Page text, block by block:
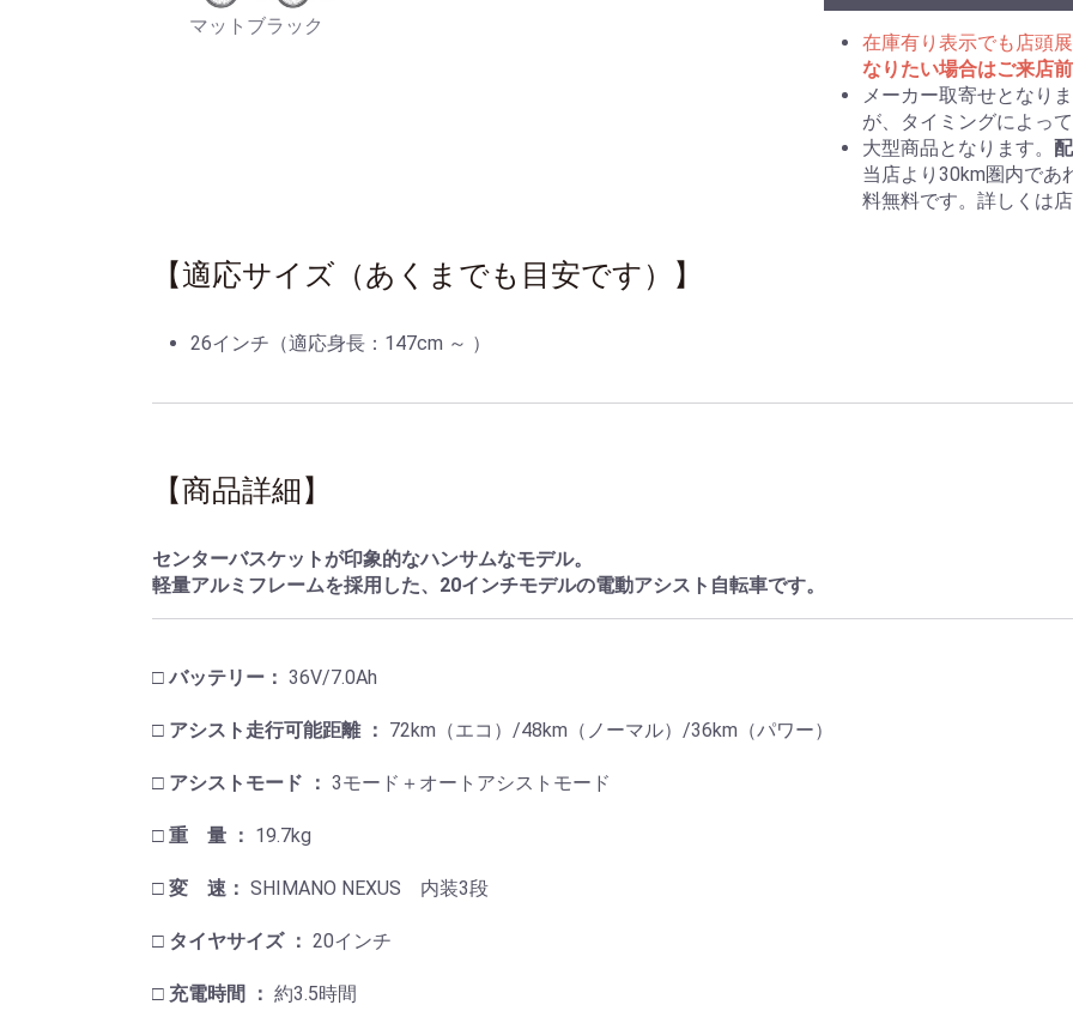
マットブラック
在庫有り表示でも店頭
なりたい場合はご来店
メーカー取寄せとなり
が、タイミングによっ
大型商品となります。
当店より30km圏内であ
料無料です。詳しくは
【適応サイズ（あくまでも目安です）】
26インチ（適応身長：147cm ～ ）
【商品詳細】
センターバスケットが印象的なハンサムなモデル。
軽量アルミフレームを採用した、20インチモデルの電動アシスト自転車です。
□ バッテリー： 36V/7.0Ah
□ アシスト走行可能距離 ： 72km（エコ）/48km（ノーマル）/36km（パワー）
□ アシストモード ： 3モード＋オートアシストモード
□ 重 量 ： 19.7kg
□ 変 速： SHIMANO NEXUS 内装3段
□ タイヤサイズ ： 20インチ
□ 充電時間 ： 約3.5時間